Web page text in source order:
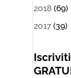
2018 (69)
2017(39)